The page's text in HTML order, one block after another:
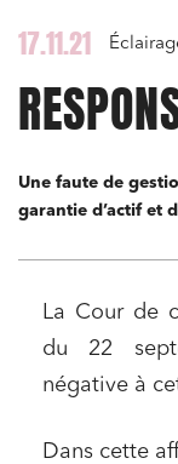
17.11.21
Une faute de
garantie d’actif et
La Cour de
du 22
négative à
Dans cette